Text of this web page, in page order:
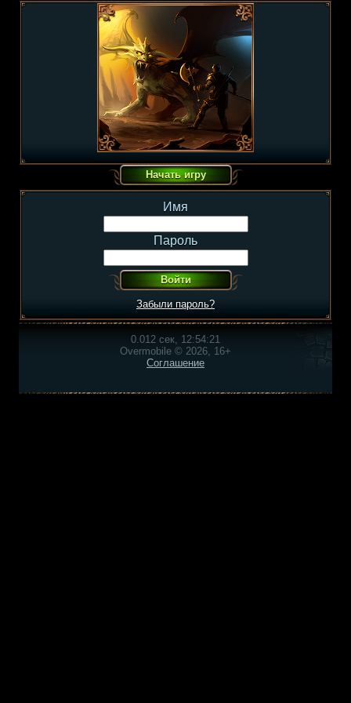
Имя
Пароль
Забыли пароль?
0.012 сек, 12:54:21
Overmobile © 2026, 16+
Соглашение